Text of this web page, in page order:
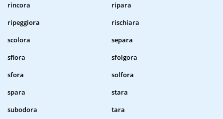
rincora
ripara
ripeggiora
rischiara
scolora
separa
sfiora
sfolgora
sfora
solfora
spara
stara
subodora
tara